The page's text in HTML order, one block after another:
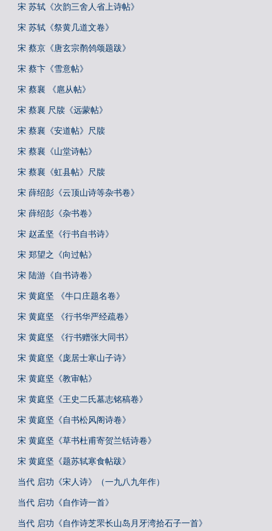
宋 苏轼《次韵三舍人省上诗帖》
宋 苏轼《祭黄几道文卷》
宋 蔡京《唐玄宗鹡鸰颂题跋》
宋 蔡卞《雪意帖》
宋 蔡襄 《扈从帖》
宋 蔡襄 尺牍《远蒙帖》
宋 蔡襄《安道帖》尺牍
宋 蔡襄《山堂诗帖》
宋 蔡襄《虹县帖》尺牍
宋 薛绍彭《云顶山诗等杂书卷》
宋 薛绍彭《杂书卷》
宋 赵孟坚《行书自书诗》
宋 郑望之《向过帖》
宋 陆游《自书诗卷》
宋 黄庭坚 《牛口庄题名卷》
宋 黄庭坚 《行书华严经疏卷》
宋 黄庭坚 《行书赠张大同书》
宋 黄庭坚《庞居士寒山子诗》
宋 黄庭坚《教审帖》
宋 黄庭坚《王史二氏墓志铭稿卷》
宋 黄庭坚《自书松风阁诗卷》
宋 黄庭坚《草书杜甫寄贺兰铦诗卷》
宋 黄庭坚《题苏轼寒食帖跋》
当代 启功《宋人诗》（一九八九年作）
当代 启功《自作诗一首》
当代 启功《自作诗芝罘长山岛月牙湾拾石子一首》